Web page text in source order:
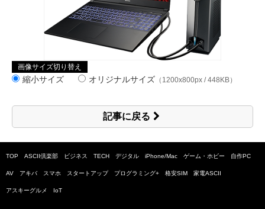
画像サイズ切り替え
縮小サイズ オリジナルサイズ （1200x800px / 448KB）
記事に戻る
TOP ASCII倶楽部 ビジネス TECH デジタル iPhone/Mac ゲーム・ホビー 自作PC
AV アキバ スマホ スタートアップ プログラミング+ 格安SIM 家電ASCII
アスキーグルメ IoT